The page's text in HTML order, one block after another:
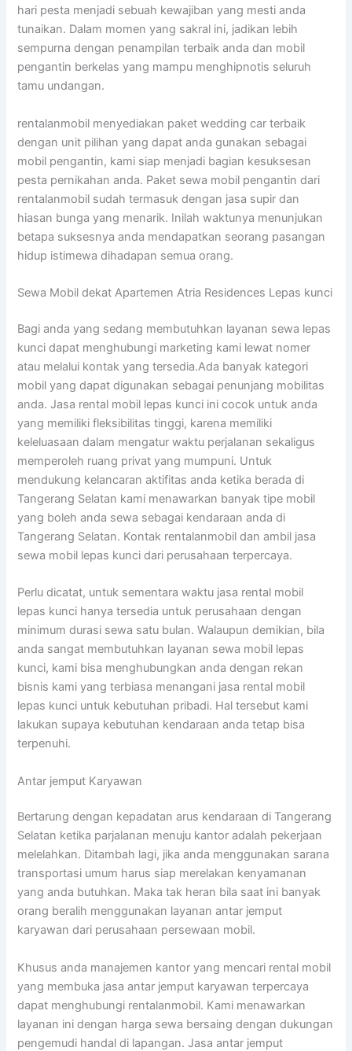
hari pesta menjadi sebuah kewajiban yang mesti anda
tunaikan. Dalam momen yang sakral ini, jadikan lebih
sempurna dengan penampilan terbaik anda dan mobil
pengantin berkelas yang mampu menghipnotis seluruh
tamu undangan.
rentalanmobil menyediakan paket wedding car terbaik
dengan unit pilihan yang dapat anda gunakan sebagai
mobil pengantin, kami siap menjadi bagian kesuksesan
pesta pernikahan anda. Paket sewa mobil pengantin dari
rentalanmobil sudah termasuk dengan jasa supir dan
hiasan bunga yang menarik. Inilah waktunya menunjukan
betapa suksesnya anda mendapatkan seorang pasangan
hidup istimewa dihadapan semua orang.
Sewa Mobil dekat Apartemen Atria Residences Lepas kunci
Bagi anda yang sedang membutuhkan layanan sewa lepas
kunci dapat menghubungi marketing kami lewat nomer
atau melalui kontak yang tersedia.Ada banyak kategori
mobil yang dapat digunakan sebagai penunjang mobilitas
anda. Jasa rental mobil lepas kunci ini cocok untuk anda
yang memiliki fleksibilitas tinggi, karena memiliki
keleluasaan dalam mengatur waktu perjalanan sekaligus
memperoleh ruang privat yang mumpuni. Untuk
mendukung kelancaran aktifitas anda ketika berada di
Tangerang Selatan kami menawarkan banyak tipe mobil
yang boleh anda sewa sebagai kendaraan anda di
Tangerang Selatan. Kontak rentalanmobil dan ambil jasa
sewa mobil lepas kunci dari perusahaan terpercaya.
Perlu dicatat, untuk sementara waktu jasa rental mobil
lepas kunci hanya tersedia untuk perusahaan dengan
minimum durasi sewa satu bulan. Walaupun demikian, bila
anda sangat membutuhkan layanan sewa mobil lepas
kunci, kami bisa menghubungkan anda dengan rekan
bisnis kami yang terbiasa menangani jasa rental mobil
lepas kunci untuk kebutuhan pribadi. Hal tersebut kami
lakukan supaya kebutuhan kendaraan anda tetap bisa
terpenuhi.
Antar jemput Karyawan
Bertarung dengan kepadatan arus kendaraan di Tangerang
Selatan ketika parjalanan menuju kantor adalah pekerjaan
melelahkan. Ditambah lagi, jika anda menggunakan sarana
transportasi umum harus siap merelakan kenyamanan
yang anda butuhkan. Maka tak heran bila saat ini banyak
orang beralih menggunakan layanan antar jemput
karyawan dari perusahaan persewaan mobil.
Khusus anda manajemen kantor yang mencari rental mobil
yang membuka jasa antar jemput karyawan terpercaya
dapat menghubungi rentalanmobil. Kami menawarkan
layanan ini dengan harga sewa bersaing dengan dukungan
pengemudi handal di lapangan. Jasa antar jemput